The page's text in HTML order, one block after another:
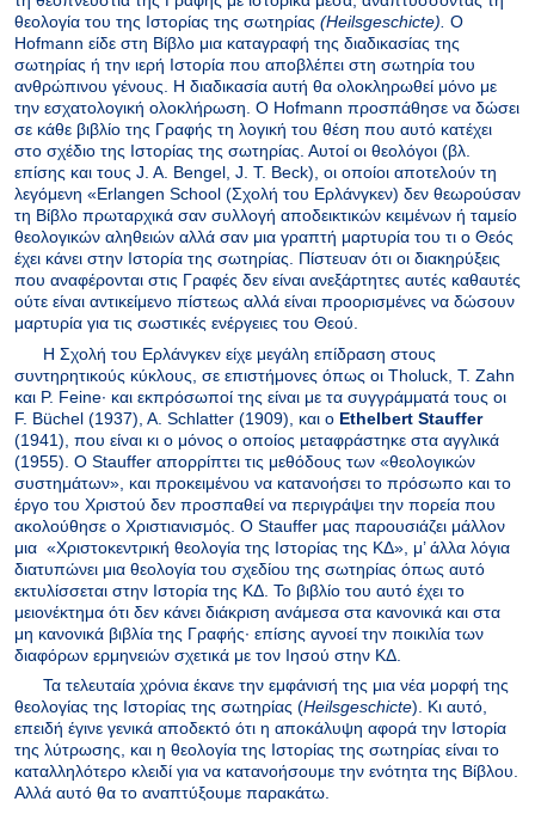
θεολογία του της Ιστορίας της σωτηρίας (Heilsgeschicte). Ο
Hofmann είδε στη Βίβλο μια καταγραφή της διαδικασίας της
σωτηρίας ή την ιερή Iστορία που αποβλέπει στη σωτηρία του
ανθρώπινου γένους. Η διαδικασία αυτή θα ολοκληρωθεί μόνο με
την εσχατολογική ολοκλήρωση. Ο Hofmann προσπάθησε να δώσει
σε κάθε βιβλίο της Γραφής τη λογική του θέση που αυτό κατέχει
στο σχέδιο της Ιστορίας της σωτηρίας. Αυτοί οι θεολόγοι (βλ.
επίσης και τους J. A. Bengel, J. T. Beck), οι οποίοι αποτελούν τη
λεγόμενη «Erlangen School (Σχολή του Ερλάνγκεν) δεν θεωρούσαν
τη Βίβλο πρωταρχικά σαν συλλογή αποδεικτικών κειμένων ή ταμείο
θεολογικών αληθειών αλλά σαν μια γραπτή μαρτυρία του τι ο Θεός
έχει κάνει στην Ιστορία της σωτηρίας. Πίστευαν ότι οι διακηρύξεις
που αναφέρονται στις Γραφές δεν είναι ανεξάρτητες αυτές καθαυτές
ούτε είναι αντικείμενο πίστεως αλλά είναι προορισμένες να δώσουν
μαρτυρία για τις σωστικές ενέργειες του Θεού.
Η Σχολή του Ερλάνγκεν είχε μεγάλη επίδραση στους
συντηρητικούς κύκλους, σε επιστήμονες όπως οι Tholuck, T. Zahn
και P. Feine· και εκπρόσωποί της είναι με τα συγγράμματά τους οι
F. Büchel (1937), A. Schlatter (1909), και ο Ethelbert Stauffer
(1941), που είναι κι ο μόνος ο οποίος μεταφράστηκε στα αγγλικά
(1955). Ο Stauffer απορρίπτει τις μεθόδους των «θεολογικών
συστημάτων», και προκειμένου να κατανοήσει το πρόσωπο και το
έργο του Χριστού δεν προσπαθεί να περιγράψει την πορεία που
ακολούθησε ο Χριστιανισμός. Ο Stauffer μας παρουσιάζει μάλλον
μια «Χριστοκεντρική θεολογία της Ιστορίας της ΚΔ», μ’ άλλα λόγια
διατυπώνει μια θεολογία του σχεδίου της σωτηρίας όπως αυτό
εκτυλίσσεται στην Ιστορία της ΚΔ. Το βιβλίο του αυτό έχει το
μειονέκτημα ότι δεν κάνει διάκριση ανάμεσα στα κανονικά και στα
μη κανονικά βιβλία της Γραφής· επίσης αγνοεί την ποικιλία των
διαφόρων ερμηνειών σχετικά με τον Ιησού στην ΚΔ.
Τα τελευταία χρόνια έκανε την εμφάνισή της μια νέα μορφή της
θεολογίας της Ιστορίας της σωτηρίας (Heilsgeschicte). Κι αυτό,
επειδή έγινε γενικά αποδεκτό ότι η αποκάλυψη αφορά την Ιστορία
της λύτρωσης, και η θεολογία της Ιστορίας της σωτηρίας είναι το
καταλληλότερο κλειδί για να κατανοήσουμε την ενότητα της Βίβλου.
Αλλά αυτό θα το αναπτύξουμε παρακάτω.